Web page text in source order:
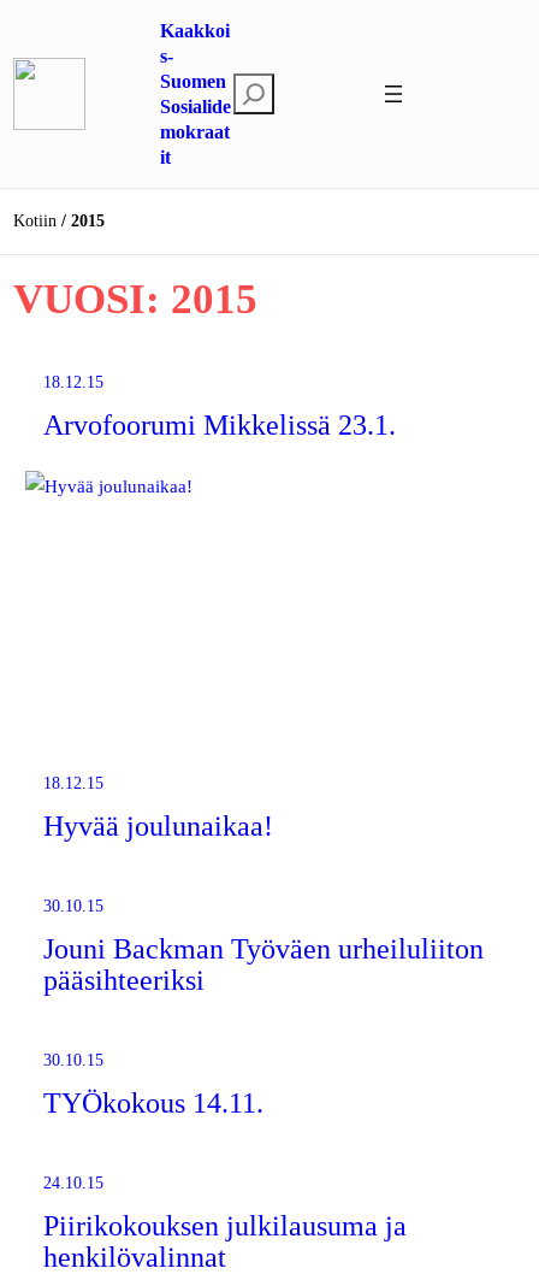
Kaakkoi
s-
Suomen
Sosialide
mokraat
it
t
Kotiin 2015
VUOSI: 2015
18.12.15
Arvofoorumi Mikkelissä 23.1.
18.12.15
Hyvää joulunaikaa!
30.10.15
Jouni Backman Työväen urheiluliiton
pääsihteeriksi
30.10.15
TYÖkokous 14.11.
24.10.15
Piirikokouksen julkilausuma ja
henkilövalinnat